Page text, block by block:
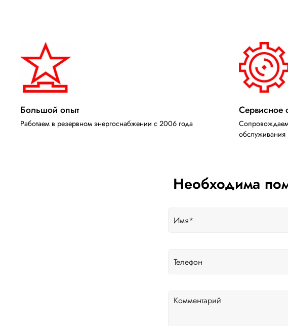
Большой опыт
Работаем в резервном энергоснабжении с 2006 года
Сервисное
Сопровождаем
обслуживания
Необходима